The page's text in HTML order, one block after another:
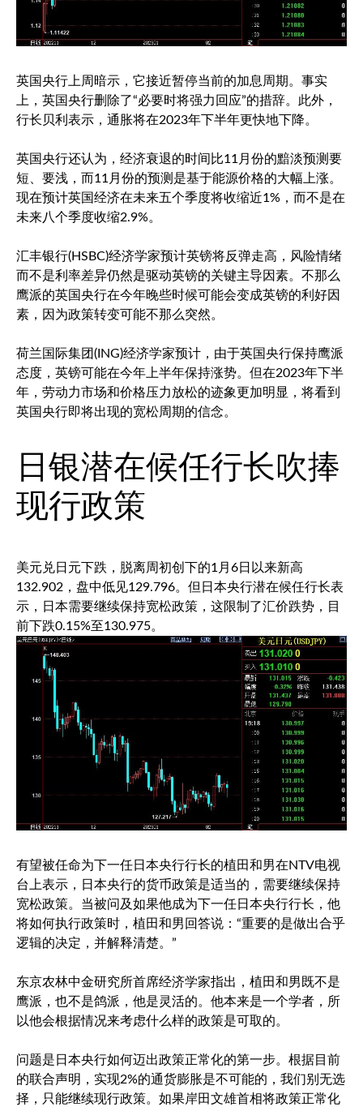
英国央行上周暗示，它接近暂停当前的加息周期。事实
上，英国央行删除了“必要时将强力回应”的措辞。此外，
行长贝利表示，通胀将在2023年下半年更快地下降。
英国央行还认为，经济衰退的时间比11月份的黯淡预测要
短、要浅，而11月份的预测是基于能源价格的大幅上涨。
现在预计英国经济在未来五个季度将收缩近1%，而不是在
未来八个季度收缩2.9%。
汇丰银行(HSBC)经济学家预计英镑将反弹走高，风险情绪
而不是利率差异仍然是驱动英镑的关键主导因素。不那么
鹰派的英国央行在今年晚些时候可能会变成英镑的利好因
素，因为政策转变可能不那么突然。
荷兰国际集团(ING)经济学家预计，由于英国央行保持鹰派
态度，英镑可能在今年上半年保持涨势。但在2023年下半
年，劳动力市场和价格压力放松的迹象更加明显，将看到
英国央行即将出现的宽松周期的信念。
日银潜在候任行长吹捧
现行政策
美元兑日元下跌，脱离周初创下的1月6日以来新高
132.902，盘中低见129.796。但日本央行潜在候任行长表
示，日本需要继续保持宽松政策，这限制了汇价跌势，目
前下跌0.15%至130.975。
有望被任命为下一任日本央行行长的植田和男在NTV电视
台上表示，日本央行的货币政策是适当的，需要继续保持
宽松政策。当被问及如果他成为下一任日本央行行长，他
将如何执行政策时，植田和男回答说：“重要的是做出合乎
逻辑的决定，并解释清楚。”
东京农林中金研究所首席经济学家指出，植田和男既不是
鹰派，也不是鸽派，他是灵活的。他本来是一个学者，所
以他会根据情况来考虑什么样的政策是可取的。
问题是日本央行如何迈出政策正常化的第一步。根据目前
的联合声明，实现2%的通货膨胀是不可能的，我们别无选
择，只能继续现行政策。如果岸田文雄首相将政策正常化